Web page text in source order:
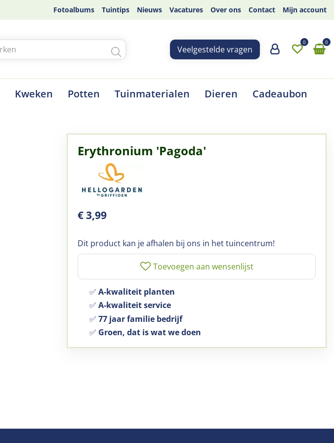
Fotoalbums Tuintips Nieuws Vacatures Over ons Contact Mijn account
Veelgestelde vragen
Kweken Potten Tuinmaterialen Dieren Cadeaubon
Erythronium 'Pagoda'
€3,99
Dit product kan je afhalen bij ons in het tuincentrum!
✅ A-kwaliteit planten
✅ A-kwaliteit service
✅ 77 jaar familie bedrijf
✅ Groen, dat is wat we doen